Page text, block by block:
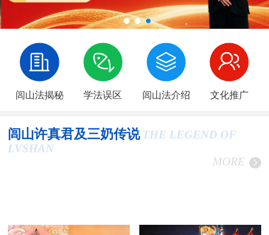
闾山法揭秘 学法误区 闾山法介绍 文化推广
闾山许真君及三奶传说 THE LEGEND OF
LVSHAN
MORE